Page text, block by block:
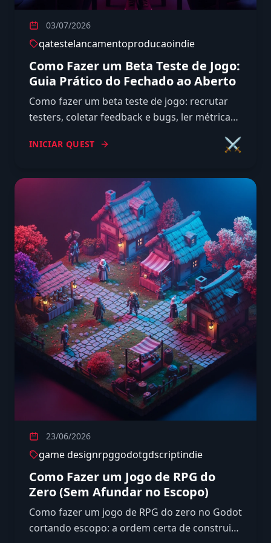
03/07/2026
qatestelancamentoproducaoindie
Como Fazer um Beta Teste de Jogo:
Guia Prático do Fechado ao Aberto
Como fazer um beta teste de jogo: recrutar
testers, coletar feedback e bugs, ler métricas
sem hype.
INICIAR QUEST ⚔️
23/06/2026
game designrpggodotgdscriptindie
Como Fazer um Jogo de RPG do
Zero (Sem Afundar no Escopo)
Como fazer um jogo de RPG do zero no Godot
cortando escopo: a ordem certa de construir